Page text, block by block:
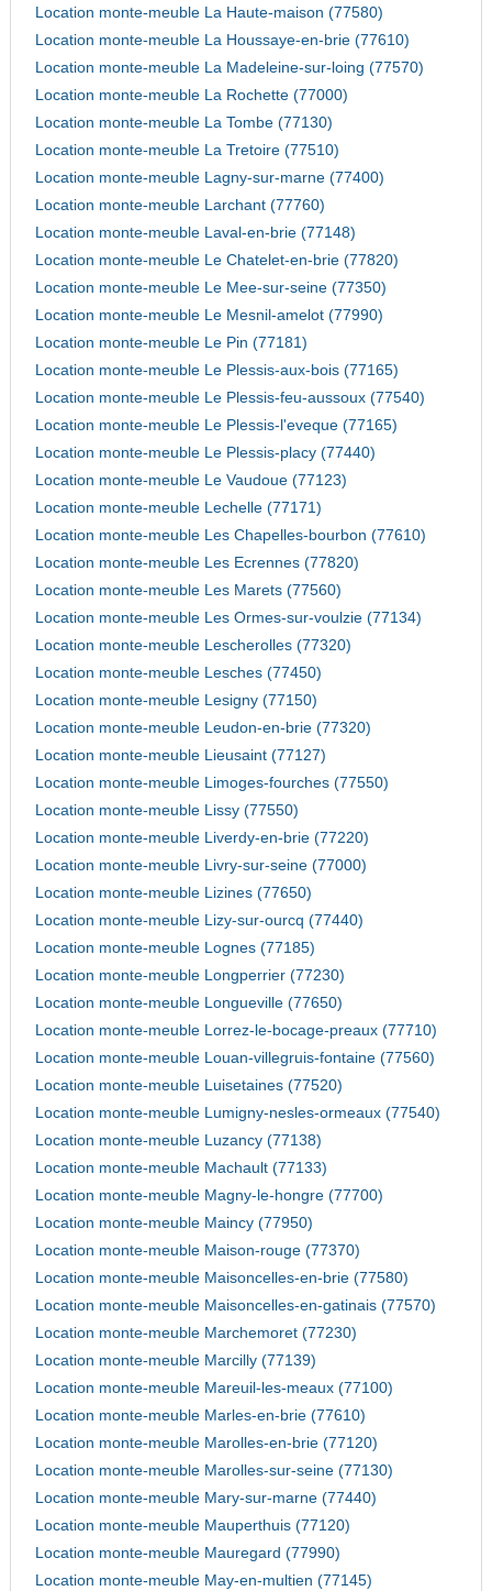
Location monte-meuble La Haute-maison (77580)
Location monte-meuble La Houssaye-en-brie (77610)
Location monte-meuble La Madeleine-sur-loing (77570)
Location monte-meuble La Rochette (77000)
Location monte-meuble La Tombe (77130)
Location monte-meuble La Tretoire (77510)
Location monte-meuble Lagny-sur-marne (77400)
Location monte-meuble Larchant (77760)
Location monte-meuble Laval-en-brie (77148)
Location monte-meuble Le Chatelet-en-brie (77820)
Location monte-meuble Le Mee-sur-seine (77350)
Location monte-meuble Le Mesnil-amelot (77990)
Location monte-meuble Le Pin (77181)
Location monte-meuble Le Plessis-aux-bois (77165)
Location monte-meuble Le Plessis-feu-aussoux (77540)
Location monte-meuble Le Plessis-l'eveque (77165)
Location monte-meuble Le Plessis-placy (77440)
Location monte-meuble Le Vaudoue (77123)
Location monte-meuble Lechelle (77171)
Location monte-meuble Les Chapelles-bourbon (77610)
Location monte-meuble Les Ecrennes (77820)
Location monte-meuble Les Marets (77560)
Location monte-meuble Les Ormes-sur-voulzie (77134)
Location monte-meuble Lescherolles (77320)
Location monte-meuble Lesches (77450)
Location monte-meuble Lesigny (77150)
Location monte-meuble Leudon-en-brie (77320)
Location monte-meuble Lieusaint (77127)
Location monte-meuble Limoges-fourches (77550)
Location monte-meuble Lissy (77550)
Location monte-meuble Liverdy-en-brie (77220)
Location monte-meuble Livry-sur-seine (77000)
Location monte-meuble Lizines (77650)
Location monte-meuble Lizy-sur-ourcq (77440)
Location monte-meuble Lognes (77185)
Location monte-meuble Longperrier (77230)
Location monte-meuble Longueville (77650)
Location monte-meuble Lorrez-le-bocage-preaux (77710)
Location monte-meuble Louan-villegruis-fontaine (77560)
Location monte-meuble Luisetaines (77520)
Location monte-meuble Lumigny-nesles-ormeaux (77540)
Location monte-meuble Luzancy (77138)
Location monte-meuble Machault (77133)
Location monte-meuble Magny-le-hongre (77700)
Location monte-meuble Maincy (77950)
Location monte-meuble Maison-rouge (77370)
Location monte-meuble Maisoncelles-en-brie (77580)
Location monte-meuble Maisoncelles-en-gatinais (77570)
Location monte-meuble Marchemoret (77230)
Location monte-meuble Marcilly (77139)
Location monte-meuble Mareuil-les-meaux (77100)
Location monte-meuble Marles-en-brie (77610)
Location monte-meuble Marolles-en-brie (77120)
Location monte-meuble Marolles-sur-seine (77130)
Location monte-meuble Mary-sur-marne (77440)
Location monte-meuble Mauperthuis (77120)
Location monte-meuble Mauregard (77990)
Location monte-meuble May-en-multien (77145)